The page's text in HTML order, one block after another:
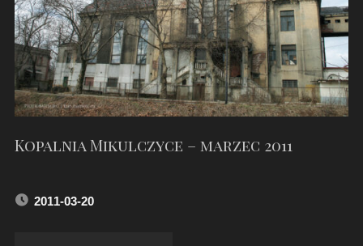
2017"
Kopalnia Mikulczyce – marzec 2011
2011-03-20